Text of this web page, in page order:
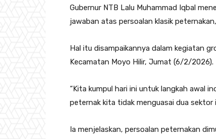
Gubernur NTB Lalu Muhammad Iqbal
jawaban atas persoalan klasik
Hal itu disampaikannya dalam kegiatan
Kecamatan Moyo Hilir, Jumat (6/2/2026).
“Kita kumpul hari ini untuk langkah awal
peternak kita tidak menguasai dua sektor
Ia menjelaskan, persoalan peternakan